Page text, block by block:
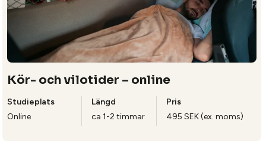
Kör- och vilotider – online
Studieplats
Online
Längd
ca 1-2 timmar
Pris
495 SEK (ex. moms)